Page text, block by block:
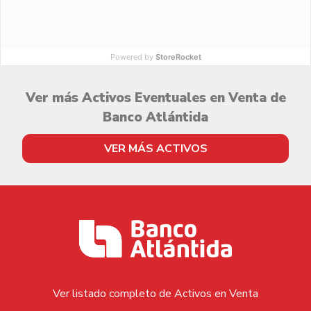
Powered by StoreRocket
Ver más Activos Eventuales en Venta de
Banco Atlántida
VER MÁS ACTIVOS
Ver listado completo de Activos en Venta